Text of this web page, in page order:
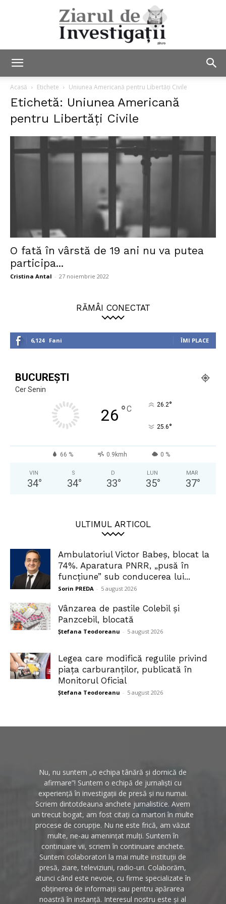
de
Investigații
Acasă Etichete Uniunea Americană pentru Libertăți Civile
Etichetă: Uniunea Americană
pentru Libertăți Civile
O fată în vârstă de 19 ani nu va putea
participa...
Cristina Antal - 27 noiembrie 2022
RĂMÂI CONECTAT
6,124 Fani ÎMI PLACE
BUCUREȘTI
Cer Senin
26 °C 26.2°
25.6°
66 % 0.9kmh 0 %
VIN
34°
S
34°
D
33°
LUN
35°
MAR
37°
ULTIMUL ARTICOL
Ambulatoriul Victor Babeș, blocat la
74%. Aparatura PNRR, „pusă în
funcțiune” sub conducerea lui...
Sorin PREDA - 5 august 2026
Vânzarea de pastile Colebil și
Panzcebil, blocată
Ștefana Teodoreanu - 5 august 2026
Legea care modifică regulile privind
piața carburanților, publicată în
Monitorul Oficial
Ștefana Teodoreanu - 5 august 2026
Nu, nu suntem „o echipa tânără și dornică de
afirmare”! Suntem o echipă de jurnaliști cu
experiență în investigații de presă și nu numai.
Scriem dintotdeauna anchete jurnalistice. Avem
un trecut bogat, am fost citați ca martori în multe
procese de corupție. Nu ne este frică, am văzut
multe, ne-au amenințat mulți. Suntem în
continuare vii, scriem în continuare anchete.
Suntem colaboratori la mai multe instituții de
presă, ziare, televiziuni, radio-uri. Colaborăm,
atunci când este nevoie, cu firme specializate în
obținerea de informații sau pentru apărarea
noastră în instanță. Interesul nostru este și al